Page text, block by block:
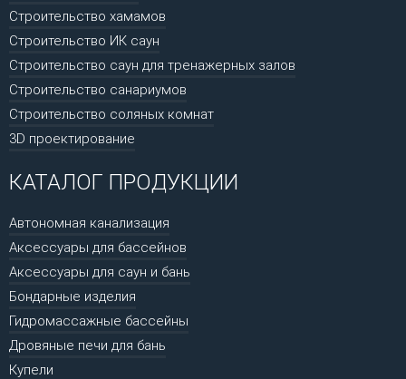
Строительство хамамов
Строительство ИК саун
Строительство саун для тренажерных залов
Строительство санариумов
Строительство соляных комнат
3D проектирование
КАТАЛОГ ПРОДУКЦИИ
Автономная канализация
Аксессуары для бассейнов
Аксессуары для саун и бань
Бондарные изделия
Гидромассажные бассейны
Дровяные печи для бань
Купели